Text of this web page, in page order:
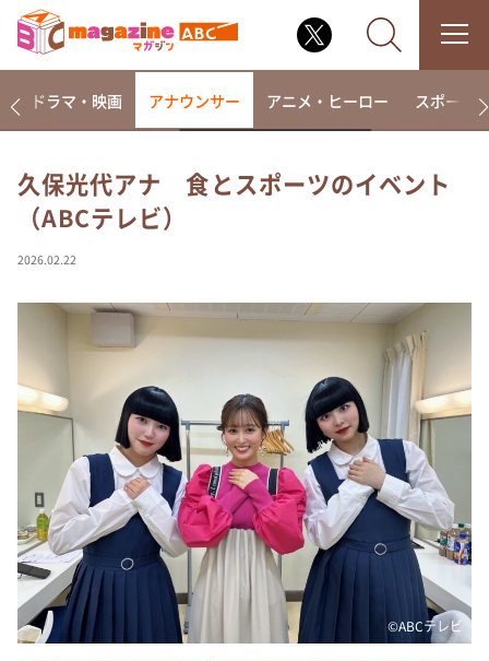
なるみ・岡村の過ぎるTV
相席食堂
～人生密着トークバラエティ！～ やすとものいたっ
て真剣です
news おかえり
河合＆A.B.C-Z塚田×福井アナ「なんでやねん！？」
（news おかえり）
DAIGOも台所 ～きょうの献立 何にする？～
本日はダイアンなり！シーズン２
朝だ！生です旅サラダ
教えて！ニュースライブ 正義のミカタ
ＬＩＦＥ～夢のカタチ～
ドラマ・映画 アナウンサー アニメ・ヒーロー スポーツ
久保光代アナ 食とスポーツのイベント
（ABCテレビ）
2026.02.22
©ABCテレビ